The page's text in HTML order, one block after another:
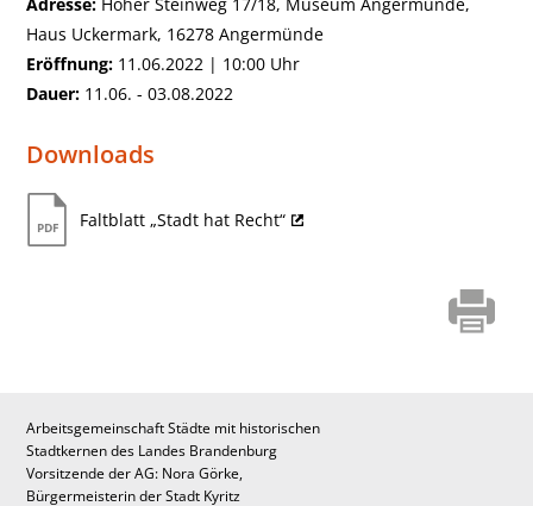
Adresse: Hoher Steinweg 17/18, Museum Angermünde,
Haus Uckermark, 16278 Angermünde
Eröffnung: 11.06.2022 | 10:00 Uhr
Dauer: 11.06. - 03.08.2022
Downloads
Faltblatt „Stadt hat Recht“
Arbeitsgemeinschaft Städte mit historischen
Stadtkernen des Landes Brandenburg
Vorsitzende der AG: Nora Görke,
Bürgermeisterin der Stadt Kyritz